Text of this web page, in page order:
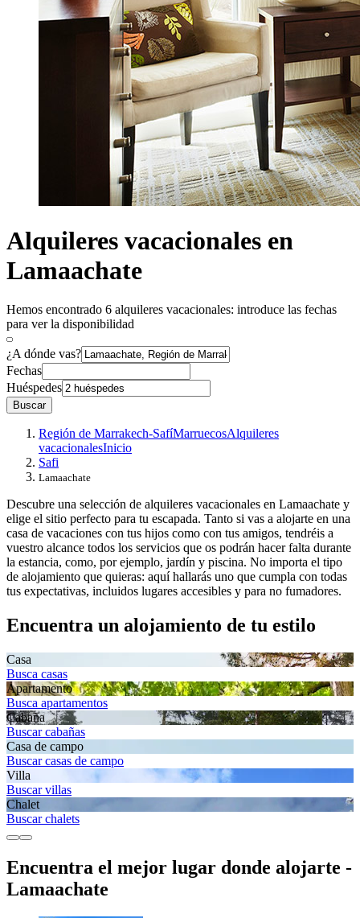
Alquileres vacacionales en
Lamaachate
Hemos encontrado 6 alquileres vacacionales: introduce las fechas
para ver la disponibilidad
¿A dónde vas?
Fechas
Huéspedes
Buscar
Región de Marrakech-SafíMarruecosAlquileres
vacacionalesInicio
Safi
Lamaachate
Descubre una selección de alquileres vacacionales en Lamaachate y
elige el sitio perfecto para tu escapada. Tanto si vas a alojarte en una
casa de vacaciones con tus hijos como con tus amigos, tendréis a
vuestro alcance todos los servicios que os podrán hacer falta durante
la estancia, como, por ejemplo, jardín y piscina. No importa el tipo
de alojamiento que quieras: aquí hallarás uno que cumpla con todas
tus expectativas, incluidos lugares accesibles y para no fumadores.
Encuentra un alojamiento de tu estilo
Casa
Busca casas
Apartamento
Busca apartamentos
Cabaña
Buscar cabañas
Casa de campo
Buscar casas de campo
Villa
Buscar villas
Chalet
Buscar chalets
Encuentra el mejor lugar donde alojarte -
Lamaachate